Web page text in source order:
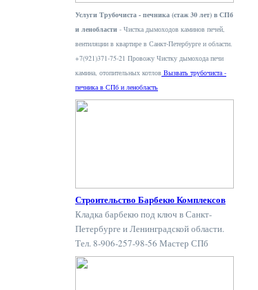
Услуги Трубочиста - печника (стаж 30 лет) в СПб
и ленобласти - Чистка дымоходов каминов печей,
вентиляции в квартире в Санкт-Петербурге и области.
+7(921)371-75-21 Провожу Чистку дымохода печи
камина, отопительных котлов Вызвать трубочиста -
печника в СПб и ленобласть
Строительство Барбекю Комплексов
Кладка барбекю под ключ в Санкт-
Петербурге и Ленинградской области.
Тел. 8-906-257-98-56 Мастер СПб